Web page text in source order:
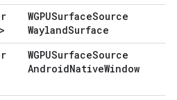
WGPUSurfaceSource
WaylandSurface
WGPUSurfaceSource
AndroidNativeWindow